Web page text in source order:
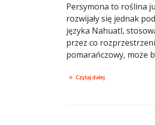
Persymona to roślina
rozwijały się jednak
języka Nahuatl,
przez co
pomarańczowy, może
Czytaj dalej